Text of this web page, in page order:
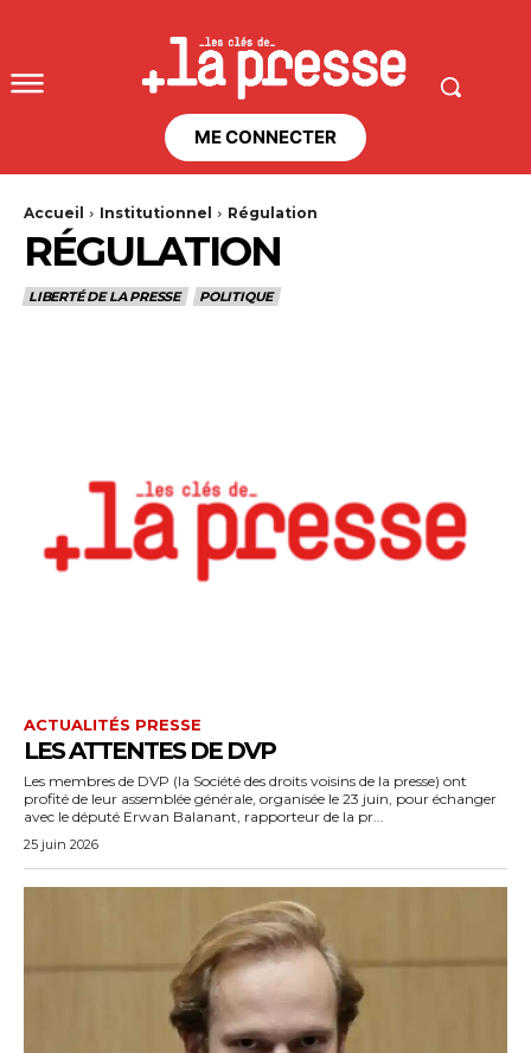
ME CONNECTER
Accueil Institutionnel Régulation
RÉGULATION
LIBERTÉ DE LA PRESSE POLITIQUE
ACTUALITÉS PRESSE
LES ATTENTES DE DVP
Les membres de DVP (la Société des droits voisins de la presse) ont
profité de leur assemblée générale, organisée le 23 juin, pour échanger
avec le député Erwan Balanant, rapporteur de la pr...
25 juin 2026